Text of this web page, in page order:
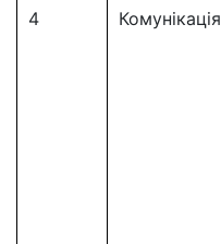
4 Комунікація